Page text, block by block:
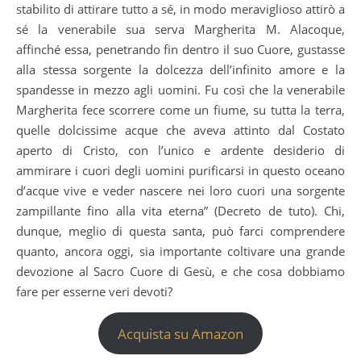
stabilito di attirare tutto a sé, in modo meraviglioso attirò a
sé la venerabile sua serva Margherita M. Alacoque,
affinché essa, penetrando fin dentro il suo Cuore, gustasse
alla stessa sorgente la dolcezza dell’infinito amore e la
spandesse in mezzo agli uomini. Fu così che la venerabile
Margherita fece scorrere come un fiume, su tutta la terra,
quelle dolcissime acque che aveva attinto dal Costato
aperto di Cristo, con l’unico e ardente desiderio di
ammirare i cuori degli uomini purificarsi in questo oceano
d’acque vive e veder nascere nei loro cuori una sorgente
zampillante fino alla vita eterna” (Decreto de tuto). Chi,
dunque, meglio di questa santa, può farci comprendere
quanto, ancora oggi, sia importante coltivare una grande
devozione al Sacro Cuore di Gesù, e che cosa dobbiamo
fare per esserne veri devoti?
Acquista su Amazon